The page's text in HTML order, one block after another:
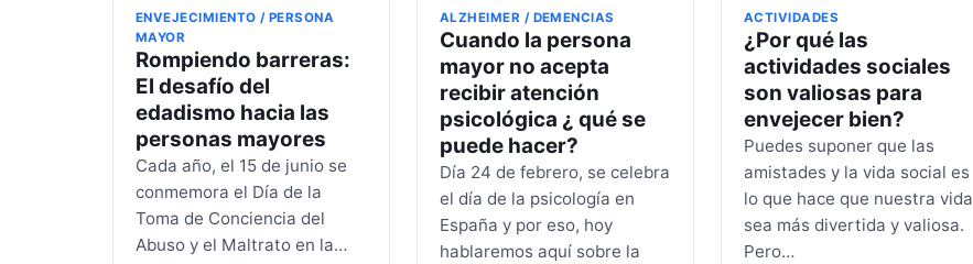
ENVEJECIMIENTO / PERSONA
MAYOR
Rompiendo barreras:
El desafío del
edadismo hacia las
personas mayores
Cada año, el 15 de junio se
conmemora el Día de la
Toma de Conciencia del
Abuso y el Maltrato en la…
ALZHEIMER / DEMENCIAS
Cuando la persona
mayor no acepta
recibir atención
psicológica ¿ qué se
puede hacer?
Día 24 de febrero, se celebra
el día de la psicología en
España y por eso, hoy
hablaremos aquí sobre la
ACTIVIDADES
¿Por qué las
actividades sociales
son valiosas para
envejecer bien?
Puedes suponer que las
amistades y la vida social es
lo que hace que nuestra vida
sea más divertida y valiosa.
Pero…